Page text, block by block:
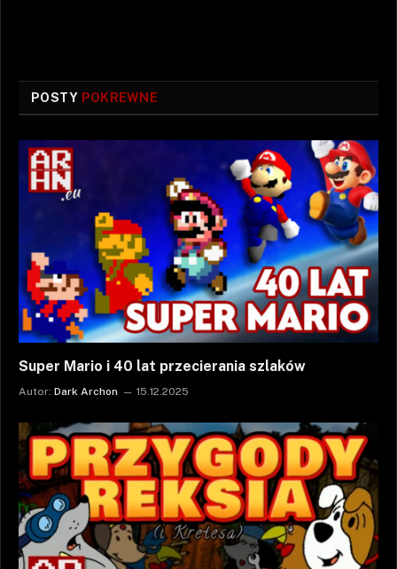
POSTY POKREWNE
Super Mario i 40 lat przecierania szlaków
Autor: Dark Archon 15.12.2025